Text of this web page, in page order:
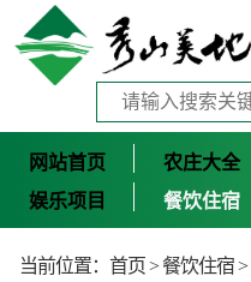
网站首页 农庄大全
娱乐项目
餐饮住宿
当前位置： 首页 >餐饮住宿>